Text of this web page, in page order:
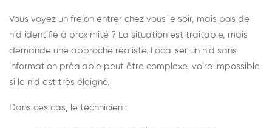
Vous voyez un frelon entrer chez vous le soir, mais pas de
nid identifié à proximité ? La situation est traitable, mais
demande une approche réaliste. Localiser un nid sans
information préalable peut être complexe, voire impossible
si le nid est très éloigné.
Dans ces cas, le technicien :